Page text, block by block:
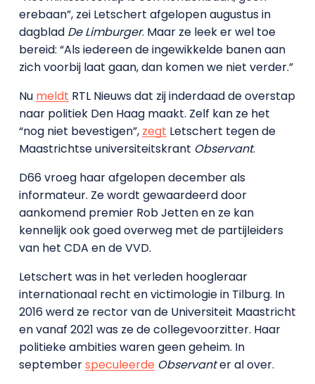
erebaan”, zei Letschert afgelopen augustus in
dagblad De Limburger. Maar ze leek er wel toe
bereid: “Als iedereen de ingewikkelde banen aan
zich voorbij laat gaan, dan komen we niet verder.”
Nu meldt RTL Nieuws dat zij inderdaad de overstap
naar politiek Den Haag maakt. Zelf kan ze het
“nog niet bevestigen”, zegt Letschert tegen de
Maastrichtse universiteitskrant Observant.
D66 vroeg haar afgelopen december als
informateur. Ze wordt gewaardeerd door
aankomend premier Rob Jetten en ze kan
kennelijk ook goed overweg met de partijleiders
van het CDA en de VVD.
Letschert was in het verleden hoogleraar
internationaal recht en victimologie in Tilburg. In
2016 werd ze rector van de Universiteit Maastricht
en vanaf 2021 was ze de collegevoorzitter. Haar
politieke ambities waren geen geheim. In
septemberspeculeerde Observanter al over.